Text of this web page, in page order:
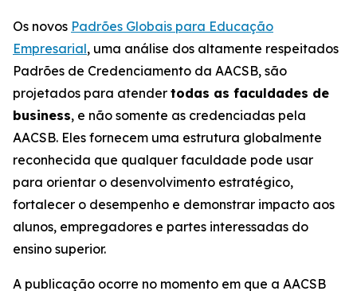
Os novos Padrões Globais para Educação
Empresarial, uma análise dos altamente respeitados
Padrões de Credenciamento da AACSB, são
projetados para atender todas as faculdades de
business, e não somente as credenciadas pela
AACSB. Eles fornecem uma estrutura globalmente
reconhecida que qualquer faculdade pode usar
para orientar o desenvolvimento estratégico,
fortalecer o desempenho e demonstrar impacto aos
alunos, empregadores e partes interessadas do
ensino superior.
A publicação ocorre no momento em que a AACSB